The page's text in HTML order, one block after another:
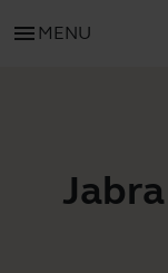
menu MENU